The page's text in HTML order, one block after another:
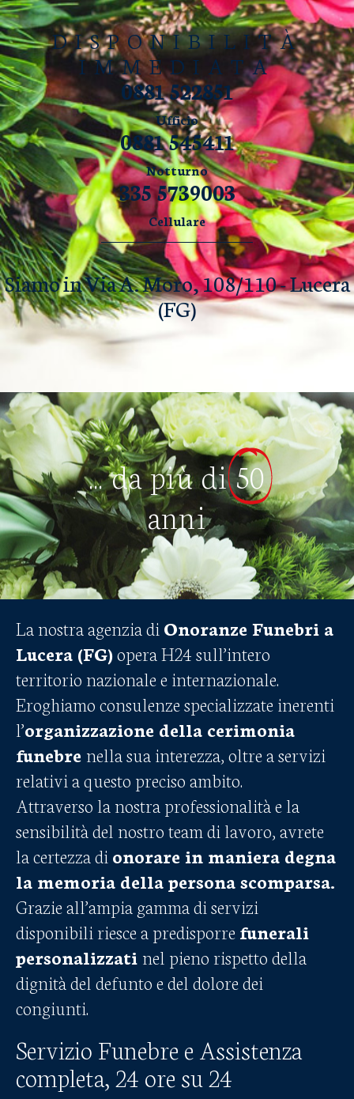
DISPONIBILITÀ
IMMEDIATA
0881 522851
Ufficio
0881 545411
Notturno
335 5739003
Cellulare
Siamo in Via A. Moro, 108/110 - Lucera
(FG)
... da più di50
anni
La nostra agenzia di Onoranze Funebri a
Lucera (FG)opera H24 sull’intero
territorio nazionale e internazionale.
Eroghiamo consulenze specializzate inerenti
l’organizzazione della cerimonia
funebre nella sua interezza, oltre a servizi
relativi a questo preciso ambito.
Attraverso la nostra professionalità e la
sensibilità del nostro team di lavoro, avrete
la certezza di onorare in maniera degna
la memoria della persona scomparsa.
Grazie all’ampia gamma di servizi
disponibili riesce a predisporrefunerali
personalizzati nel pieno rispetto della
dignità del defunto e del dolore dei
congiunti.
Servizio Funebre e Assistenza
completa, 24 ore su 24